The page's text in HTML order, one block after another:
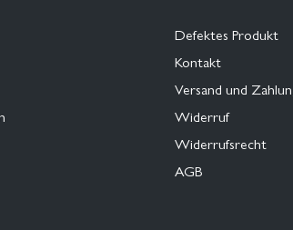
Defektes Produkt
Kontakt
Versand und
Widerruf
Widerrufsrecht
AGB